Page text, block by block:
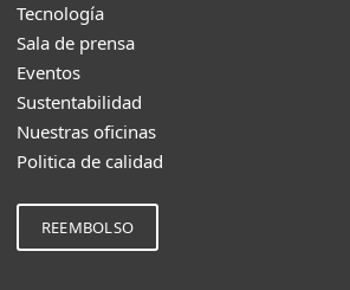
Tecnología
Sala de prensa
Eventos
Sustentabilidad
Nuestras oficinas
Politica de calidad
REEMBOLSO